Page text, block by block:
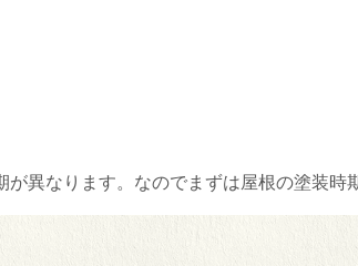
異なります。なのでまずは屋根の塗装時